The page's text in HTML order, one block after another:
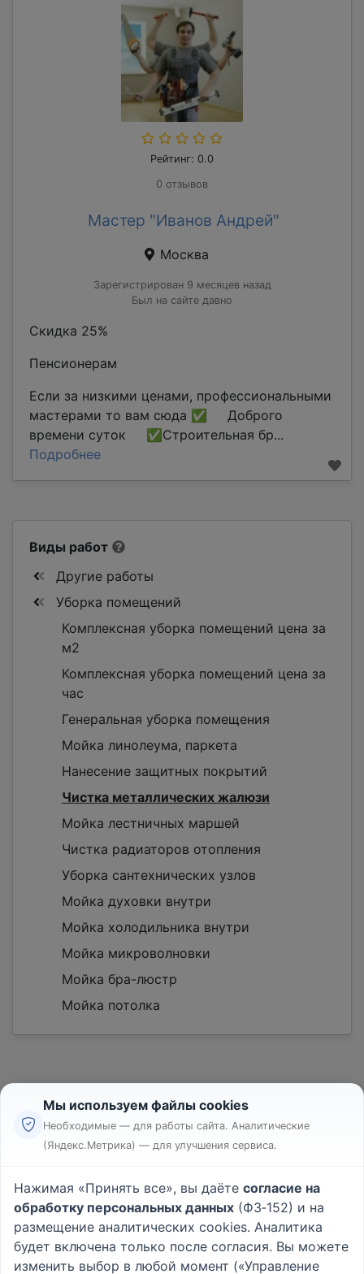
Рейтинг: 0.0
0 отзывов
Мастер "Иванов Андрей"
Москва
Зарегистрирован 9 месяцев назад
Был на сайте давно
Скидка 25%
Пенсионерам
Если за низкими ценами, профессиональными
мастерами то вам сюда ✅ Доброго
времени суток ✅Строительная бр...
Подробнее
Виды работ
Другие работы
Уборка помещений
Комплексная уборка помещений цена за
м2
Комплексная уборка помещений цена за
час
Генеральная уборка помещения
Мойка линолеума, паркета
Нанесение защитных покрытий
Чистка металлических жалюзи
Мойка лестничных маршей
Чистка радиаторов отопления
Уборка сантехнических узлов
Мойка духовки внутри
Мойка холодильника внутри
Мойка микроволновки
Мойка бра-люстр
Мойка потолка
Реклама
Пользовательское соглашение
Политика конфиденциальности
Вопрос - Ответ|О проекте
Мы используем файлы cookies
Необходимые — для работы сайта. Аналитические
(Яндекс.Метрика) — для улучшения сервиса.
Нажимая «Принять все», вы даёте согласие на
обработку персональных данных (ФЗ‑152) и на
размещение аналитических cookies. Аналитика
будет включена только после согласия. Вы можете
изменить выбор в любой момент («Управление